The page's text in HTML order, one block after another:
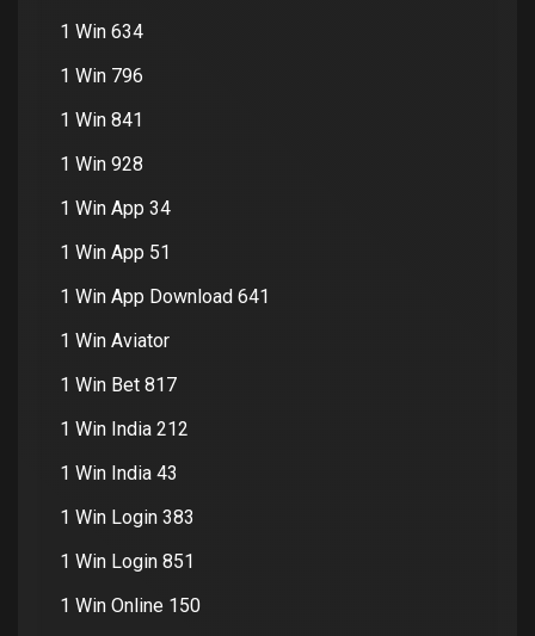
1 Win 634
1 Win 796
1 Win 841
1 Win 928
1 Win App 34
1 Win App 51
1 Win App Download 641
1 Win Aviator
1 Win Bet 817
1 Win India 212
1 Win India 43
1 Win Login 383
1 Win Login 851
1 Win Online 150